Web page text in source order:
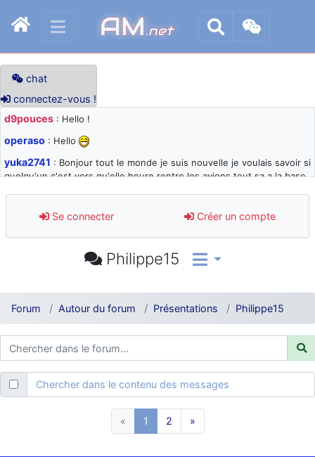
AM.net
chat
connectez-vous !
d9pouces : Hello !
operaso : Hello
yuka2741 : Bonjour tout le monde je suis nouvelle je voulais savoir si
quelqu'un c'est vers qu'elle heure rentre les avions tout sa a la base
d9pouces: désolé pour les quelques blocages du site ces derniers
jours : je teste des méthodes contre le spam et les bots trop nocifs
: Super, la nouvelle bannière
d9pouces: je suis un avion@,._,+ > lesquels ? je ne suis pas sûr de
comprendre
d9pouces: ouakamois > si tu parles du sujet sur l'Armée de l'Air,
bien sûr que oui !
je suis un avion@,._,+: Bonjour je viens d'arriver il y a quelques
moi et quelques avions n'ont pas les mêmes noms qu'aujourd'hui
ouakamois: Bonjourà toutes et à tous.en espérantque ces
quelques images du Pays Basque vous auront plu ; Agur…
: Je me rattraperai à la Ferté samedi
Se connecter Créer un compte
Philippe15
Forum Autour du forum Présentations Philippe15
Chercher dans le contenu des messages
« 1 2 »